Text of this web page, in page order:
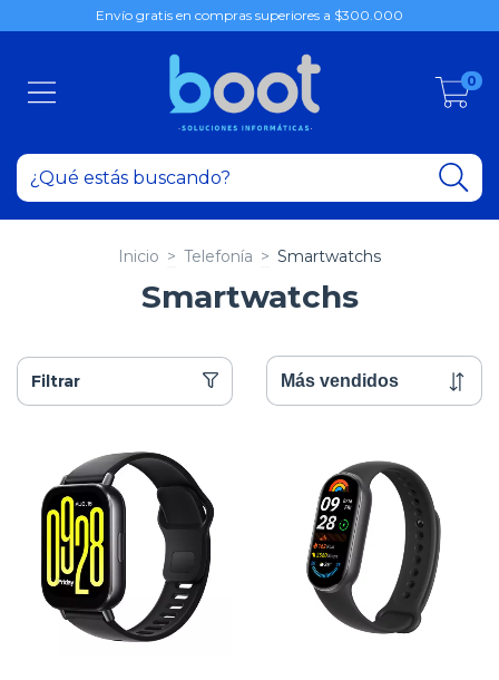
Envío gratis en compras superiores a $300.000
0
Inicio > Telefonía > Smartwatchs
Smartwatchs
Filtrar